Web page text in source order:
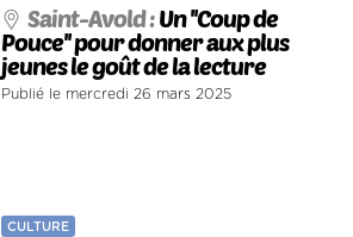
Saint-Avold :Un ''Coup de
Pouce'' pour donner aux plus
jeunes le goût de la lecture
Publié le mercredi 26 mars 2025
CULTURE